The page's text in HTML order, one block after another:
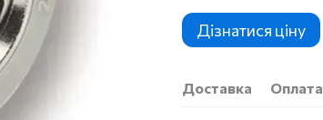
Дізнатися ціну
Доставка Оплата